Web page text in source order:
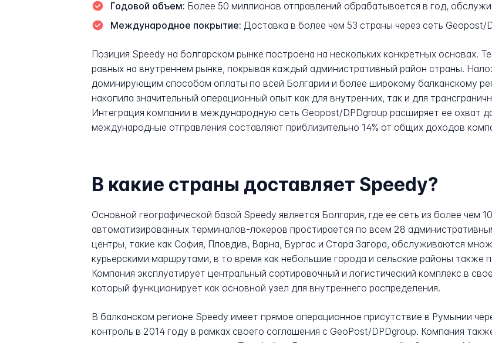
Годовой объем: Более 50 миллионов отправлений обрабатывается в год,
Международное покрытие: Доставка в более чем 53 страны через сеть Geopost/
Позиция Speedy на болгарском рынке построена на нескольких конкретных основах.
равных на внутреннем рынке, покрывая каждый административный район страны.
доминирующим способом оплаты по всей Болгарии и более широкому балканскому
накопила значительный операционный опыт как для внутренних, так и для
Интеграция компании в международную сеть Geopost/DPDgroup расширяет ее охват
международные отправления составляют приблизительно 14% от общих доходов
В какие страны доставляет Speedy?
Основной географической базой Speedy является Болгария, где ее сеть из более чем
автоматизированных терминалов-локеров простирается по всем 28
центры, такие как София, Пловдив, Варна, Бургас и Стара Загора, обслуживаются
курьерскими маршрутами, в то время как небольшие города и сельские районы также
Компания эксплуатирует центральный сортировочный и логистический комплекс в
который функционирует как основной узел для внутреннего распределения.
В балканском регионе Speedy имеет прямое операционное присутствие в Румынии
контроль в 2014 году в рамках своего соглашения с GeoPost/DPDgroup. Компания